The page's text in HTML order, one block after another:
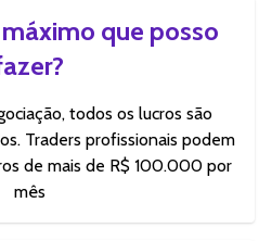
que posso
todos os lucros são
Traders profissionais podem
de mais de R$ 100.000 por
mês